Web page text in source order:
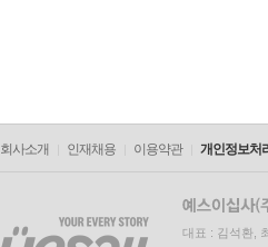
회사소개 인재채용 이용약관 개인정보처
대표 : 김석환,